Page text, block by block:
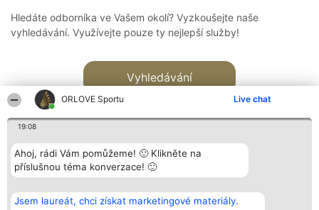
ORLOVE Sportu Live chat
19:08
Ahoj, rádi Vám pomůžeme! 🙂 Klikněte na
příslušnou téma konverzace! 🙂
Jsem laureát, chci získat marketingové materiály.
Hledáte odborníka ve Vašem okolí? Vyzkoušejte naše
vyhledávání. Využívejte pouze ty nejlepší služby!
Vyhledávání
Bright Side Solutions sp. z o.
o. sp. k.
Vítězové
Seznam všech
Kontakt